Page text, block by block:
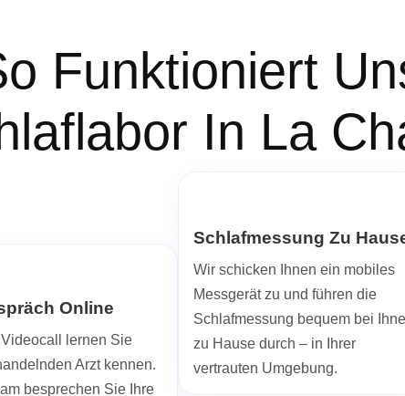
Funktioniert
In La
Online
Videocall lernen Sie
Arzt kennen.
besprechen Sie Ihre
Schlafmessung Zu
Wir schicken Ihnen ein mobiles
Messgerät zu und führen die
Schlafmessung bequem bei
zu Hause durch – in Ihrer
vertrauten Umgebung.